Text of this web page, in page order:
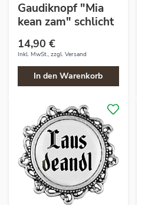
Gaudiknopf "Mia
kean zam" schlicht
14,90 €
Inkl. MwSt., zzgl. Versand
In den Warenkorb